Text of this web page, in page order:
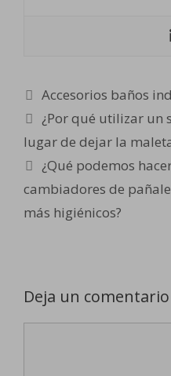
Categorías
Accesorios baños
¿Por qué utilizar un
lugar de dejar la
¿Qué podemos
cambiadores de
más higiénicos?
Deja un comentario